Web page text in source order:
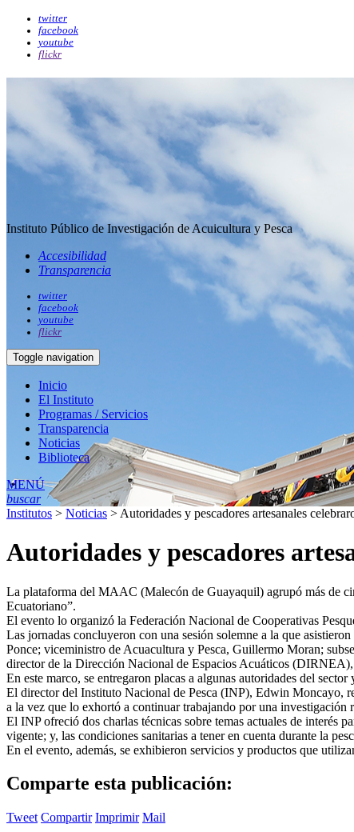
twitter
facebook
youtube
flickr
Instituto Público de Investigación de Acuicultura y Pesca
Accesibilidad
Transparencia
twitter
facebook
youtube
flickr
Toggle navigation
Inicio
El Instituto
Programas / Servicios
Transparencia
Noticias
Biblioteca
MENÚ
buscar
Institutos > Noticias > Autoridades y pescadores artesanales
Autoridades y pescadores
La plataforma del MAAC (Malecón de Guayaquil) agrupó más de
Ecuatoriano”.
El evento lo organizó la Federación Nacional de Cooperativas
Las jornadas concluyeron con una sesión solemne a la que
Ponce; viceministro de Acuacultura y Pesca, Guillermo Moran;
director de la Dirección Nacional de Espacios Acuáticos
En este marco, se entregaron placas a algunas autoridades del
El director del Instituto Nacional de Pesca (INP), Edwin Moncayo,
a la vez que lo exhortó a continuar trabajando por una investigación
El INP ofreció dos charlas técnicas sobre temas actuales de interés
vigente; y, las condiciones sanitarias a tener en cuenta durante la
En el evento, además, se exhibieron servicios y productos que
Comparte esta publicación:
Tweet Compartir Imprimir Mail